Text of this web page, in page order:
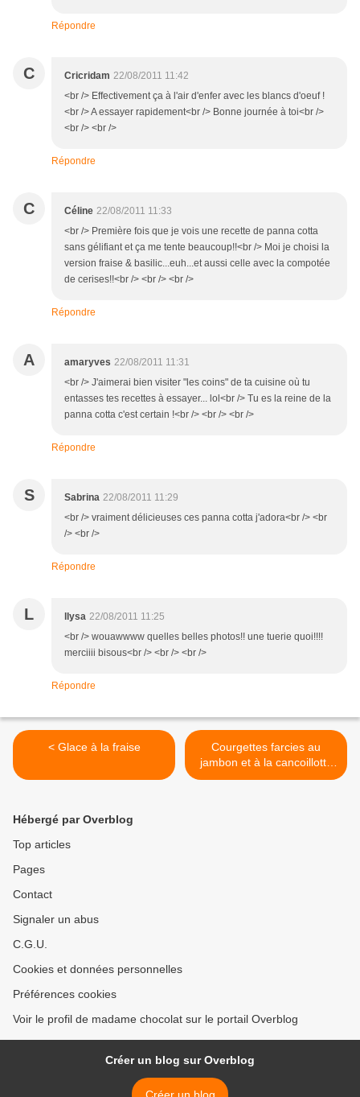
Répondre
C Cricridam 22/08/2011 11:42
<br /> Effectivement ça à l'air d'enfer avec les blancs d'oeuf !
<br /> A essayer rapidement<br /> Bonne journée à toi<br />
<br /> <br />
Répondre
C Céline 22/08/2011 11:33
<br /> Première fois que je vois une recette de panna cotta
sans gélifiant et ça me tente beaucoup!!<br /> Moi je choisi la
version fraise & basilic...euh...et aussi celle avec la compotée
de cerises!!<br /> <br /> <br />
Répondre
A amaryves 22/08/2011 11:31
<br /> J'aimerai bien visiter "les coins" de ta cuisine où tu
entasses tes recettes à essayer... lol<br /> Tu es la reine de la
panna cotta c'est certain !<br /> <br /> <br />
Répondre
S Sabrina 22/08/2011 11:29
<br /> vraiment délicieuses ces panna cotta j'adora<br /> <br
/> <br />
Répondre
L llysa 22/08/2011 11:25
<br /> wouawwww quelles belles photos!! une tuerie quoi!!!!
merciiii bisous<br /> <br /> <br />
Répondre
< Glace à la fraise
Courgettes farcies au
jambon et à la cancoillotte
(recette légère) >
Hébergé par Overblog
Top articles
Pages
Contact
Signaler un abus
C.G.U.
Cookies et données personnelles
Préférences cookies
Voir le profil de madame chocolat sur le portail Overblog
Créer un blog sur Overblog